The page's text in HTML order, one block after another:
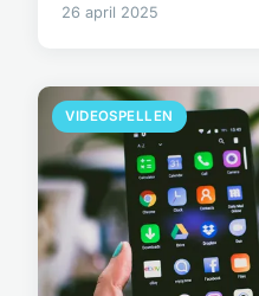
26 april 2025
VIDEOSPELLEN